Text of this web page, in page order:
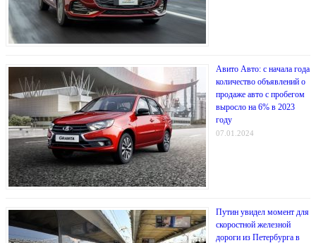
Авито Авто: с начала года
количество объявлений о
продаже авто с пробегом
выросло на 6% в 2023
году
07.01.2024
Путин увидел момент для
скоростной железной
дороги из Петербурга в